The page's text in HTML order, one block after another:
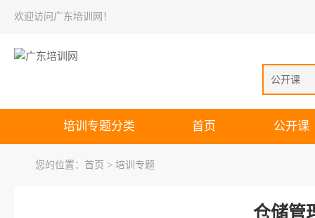
欢迎访问广东培训网！
公开课
培训专题分类 首页 公开课
您的位置： 首页 > 培训专题
仓储管